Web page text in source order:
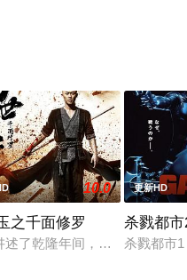
演员精彩演绎的香港电
瓣电影、电视猫或剧情
10.0
之千面修罗
述了乾隆年间，少年方世玉虽
更新HD
杀戮都市
杀戮都市1